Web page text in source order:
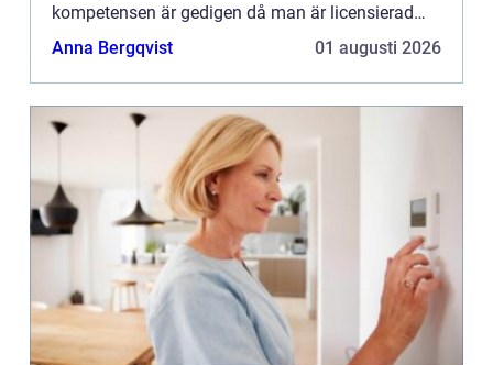
kompetensen är gedigen då man är licensierad
både inom rörmokeri och kyla. Företaget är
Anna Bergqvist 01 augusti 2026